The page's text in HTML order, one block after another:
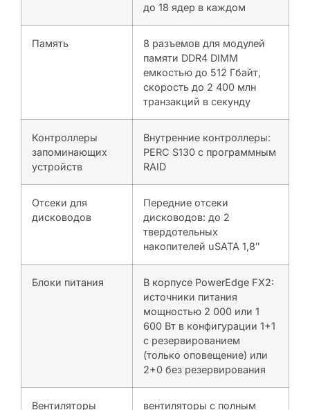
до 18 ядер в каждом
Память
8 разъемов для модулей
памяти DDR4 DIMM
емкостью до 512 Гбайт,
скорость до 2 400 млн
транзакций в секунду
Контроллеры
запоминающих
устройств
Внутренние контроллеры:
PERC S130 с программным
RAID
Отсеки для
дисководов
Передние отсеки
дисководов: до 2
твердотельных
накопителей uSATA 1,8″
Блоки питания
В корпусе PowerEdge FX2:
источники питания
мощностью 2 000 или 1
600 Вт в конфигурации 1+1
с резервированием
(только оповещение) или
2+0 без резервирования
Вентиляторы вентиляторы с полным